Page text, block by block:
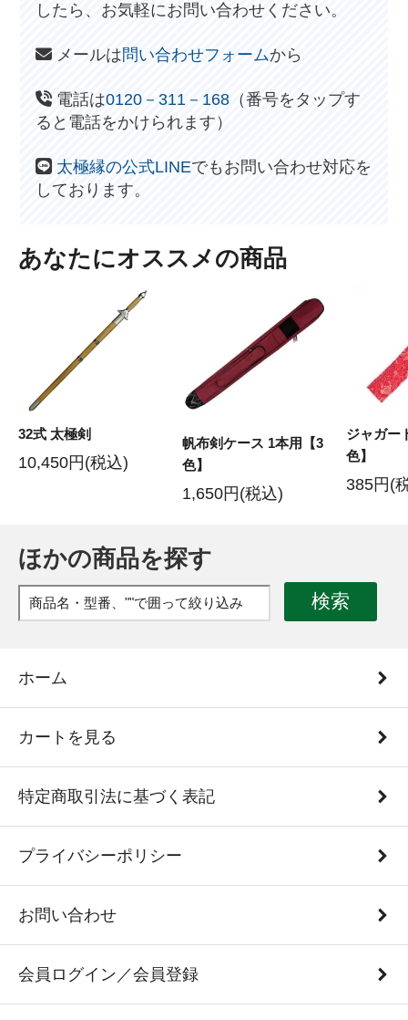
したら、お気軽にお問い合わせください。
メールは問い合わせフォームから
電話は0120－311－168 （番号をタップす
ると電話をかけられます）
太極縁の公式LINEでもお問い合わせ対応を
しております。
あなたにオススメの商品
32式 太極剣
10,450円(税込)
帆布剣ケース 1本用【3
色】
1,650円(税込)
ジャガー
色】
385円(
ほかの商品を探す
検索
ホーム
カートを見る
特定商取引法に基づく表記
プライバシーポリシー
お問い合わせ
会員ログイン／会員登録